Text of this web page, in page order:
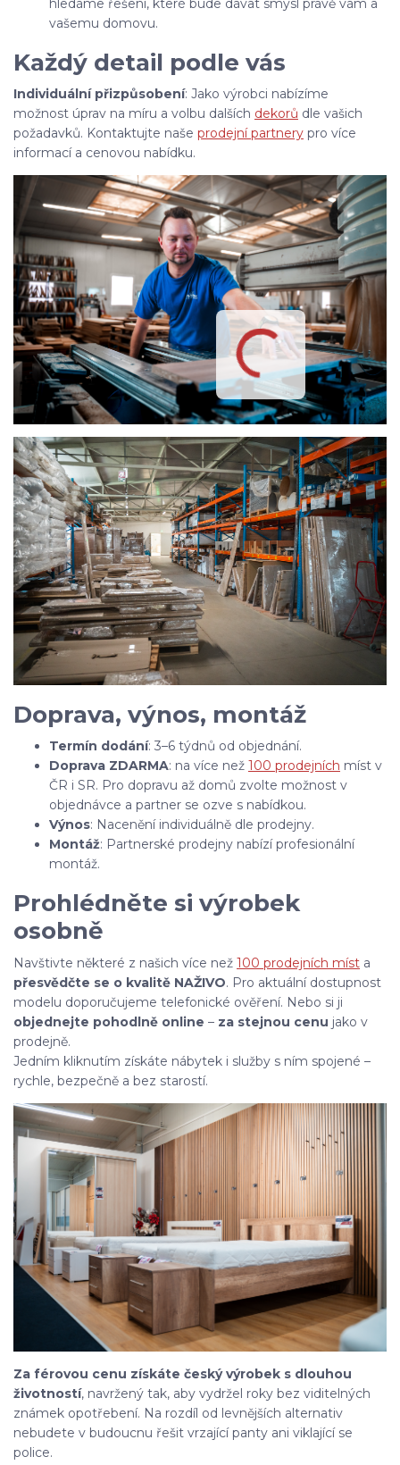
hledáme řešení, které bude dávat smysl právě vám a
vašemu domovu.
Každý detail podle vás
Individuální přizpůsobení: Jako výrobci nabízíme
možnost úprav na míru a volbu dalších dekorů dle vašich
požadavků. Kontaktujte naše prodejní partnery pro více
informací a cenovou nabídku.
Doprava, výnos, montáž
Termín dodání: 3–6 týdnů od objednání.
Doprava ZDARMA: na více než 100 prodejních míst v
ČR i SR. Pro dopravu až domů zvolte možnost v
objednávce a partner se ozve s nabídkou.
Výnos: Nacenění individuálně dle prodejny.
Montáž: Partnerské prodejny nabízí profesionální
montáž.
Prohlédněte si výrobek
osobně
Navštivte některé z našich více než 100 prodejních míst a
přesvědčte se o kvalitě NAŽIVO. Pro aktuální dostupnost
modelu doporučujeme telefonické ověření. Nebo si ji
objednejte pohodlně online – za stejnou cenu jako v
prodejně.
Jedním kliknutím získáte nábytek i služby s ním spojené –
rychle, bezpečně a bez starostí.
Za férovou cenu získáte český výrobek s dlouhou
životností, navržený tak, aby vydržel roky bez viditelných
známek opotřebení. Na rozdíl od levnějších alternativ
nebudete v budoucnu řešit vrzající panty ani viklající se
police.